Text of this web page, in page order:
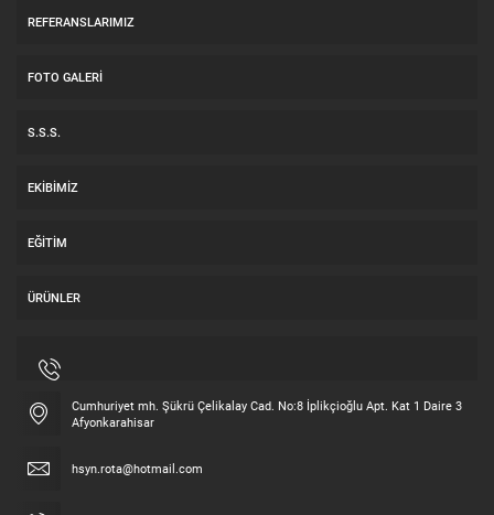
REFERANSLARIMIZ
FOTO GALERI
S.S.S.
EKIBIMIZ
EĞITIM
ÜRÜNLER
Cumhuriyet mh. Şükrü Çelikalay Cad. No:8 İplikçioğlu Apt. Kat 1 Daire 3
Afyonkarahisar
hsyn.rota@hotmail.com